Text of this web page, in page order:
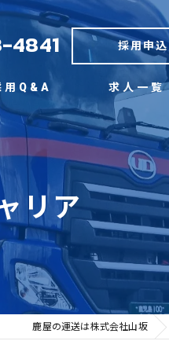
4841 採用申込
用Q&A 求人一覧
リア
鹿屋の運送は株式会社山坂